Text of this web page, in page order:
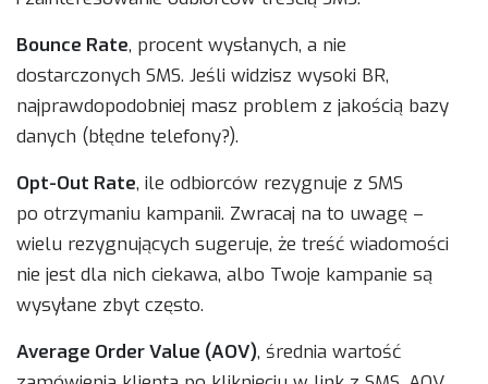
Bounce Rate, procent wysłanych, a nie
dostarczonych SMS. Jeśli widzisz wysoki BR,
najprawdopodobniej masz problem z jakością bazy
danych (błędne telefony?).
Opt-Out Rate, ile odbiorców rezygnuje z SMS
po otrzymaniu kampanii. Zwracaj na to uwagę –
wielu rezygnujących sugeruje, że treść wiadomości
nie jest dla nich ciekawa, albo Twoje kampanie są
wysyłane zbyt często.
Average Order Value (AOV), średnia wartość